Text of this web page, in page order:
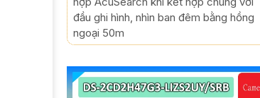
đầu ghi hình, nhìn ban đêm bằng hồng
ngoại 50m